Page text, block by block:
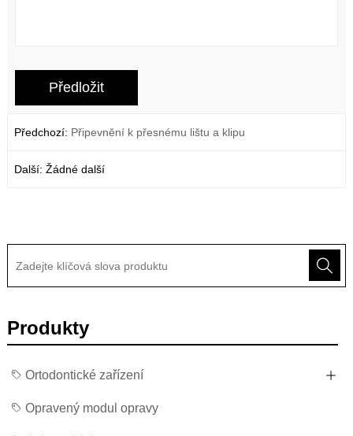
Předchozí: Připevnění k přesnému lištu a klipu
Další: Žádné další
Produkty
Ortodontické zařízení
Opravený modul opravy